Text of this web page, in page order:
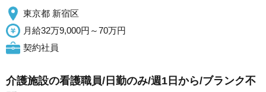
東京都 新宿区
月給32万9,000円～70万円
契約社員
介護施設の看護職員/日勤のみ/週1日から/ブランク不